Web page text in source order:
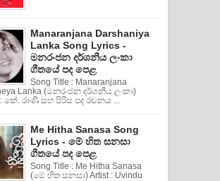
Manaranjana Darshaniya
Lanka Song Lyrics -
මනරංජන දර්ශනීය ලංකා
ගීතයේ පද පෙළ
Song Title : Manaranjana
Lanka (මනරංජන දර්ශනීය ලංකා)
කේ. රාණි සහ පිරිස පද රචනය ...
Me Hitha Sanasa Song
Lyrics - මේ හිත සනසා
ගීතයේ පද පෙළ
Song Title : Me Hitha Sanasa
(මේ හිත සනසා) Artist : Uvindu